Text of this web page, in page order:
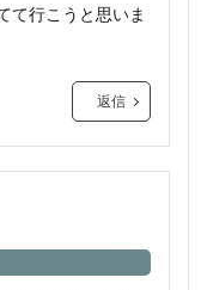
て行こうと思いま
返信